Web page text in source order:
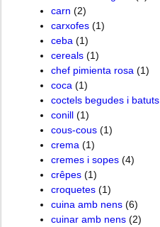
carn (2)
carxofes (1)
ceba (1)
cereals (1)
chef pimienta rosa (1)
coca (1)
coctels begudes i batuts
conill (1)
cous-cous (1)
crema (1)
cremes i sopes (4)
crêpes (1)
croquetes (1)
cuina amb nens (6)
cuinar amb nens (2)